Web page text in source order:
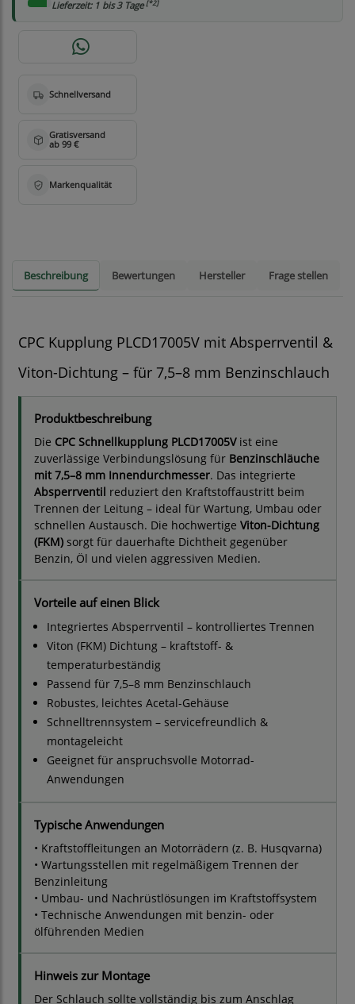
Lieferzeit: 1 bis 3 Tage[*2]
Beschreibung Bewertungen Hersteller Frage stellen
CPC Kupplung PLCD17005V mit Absperrventil &
Viton-Dichtung – für 7,5–8 mm Benzinschlauch
Produktbeschreibung
Die CPC Schnellkupplung PLCD17005Vist eine
zuverlässige Verbindungslösung für Benzinschläuche
mit 7,5–8 mm Innendurchmesser. Das integrierte
Absperrventil reduziert den Kraftstoffaustritt beim
Trennen der Leitung – ideal für Wartung, Umbau oder
schnellen Austausch. Die hochwertige Viton-Dichtung
(FKM) sorgt für dauerhafte Dichtheit gegenüber
Benzin, Öl und vielen aggressiven Medien.
Vorteile auf einen Blick
Integriertes Absperrventil – kontrolliertes Trennen
Viton (FKM) Dichtung – kraftstoff- &
temperaturbeständig
Passend für 7,5–8 mm Benzinschlauch
Robustes, leichtes Acetal-Gehäuse
Schnelltrennsystem – servicefreundlich &
montageleicht
Geeignet für anspruchsvolle Motorrad-
Anwendungen
Typische Anwendungen
• Kraftstoffleitungen an Motorrädern (z. B. Husqvarna)
• Wartungsstellen mit regelmäßigem Trennen der
Benzinleitung
• Umbau- und Nachrüstlösungen im Kraftstoffsystem
• Technische Anwendungen mit benzin- oder
ölführenden Medien
Hinweis zur Montage
Der Schlauch sollte vollständig bis zum Anschlag